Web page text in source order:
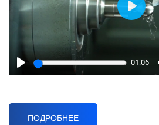
Play
01:06
Play
ПОДРОБНЕЕ